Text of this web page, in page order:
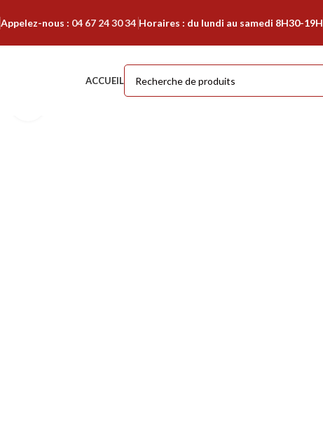
Appelez-nous : 04 67 24 30 34 Horaires : du lundi au samedi 8H30-19H
ACCUEIL